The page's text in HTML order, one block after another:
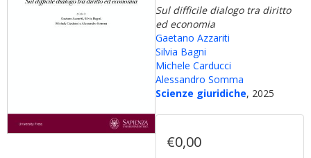
Sul difficile dialogo tra diritto
ed economia
Gaetano Azzariti
Silvia Bagni
Michele Carducci
Alessandro Somma
Scienze giuridiche, 2025
€0,00